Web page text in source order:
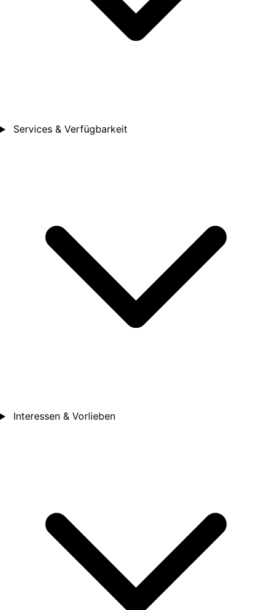
Services & Verfügbarkeit
Interessen & Vorlieben